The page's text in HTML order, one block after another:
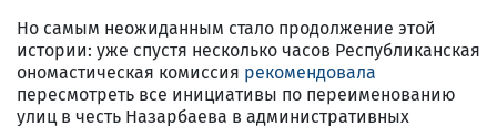
Но самым неожиданным стало продолжение этой
истории: уже спустя несколько часов Республиканская
ономастическая комиссия рекомендовала
пересмотреть все инициативы по переименованию
улиц в честь Назарбаева в административных